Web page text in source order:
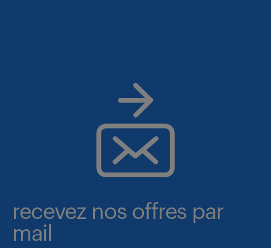
recevez nos offres par
mail